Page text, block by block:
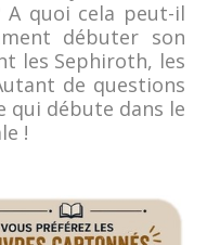
A quoi cela peut-il
débuter son
les Sephiroth, les
de questions
qui débute dans le
!